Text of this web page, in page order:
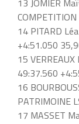
13 JOMIER
14 PITARD
+4:51.050
15
49:37.560
16
PATRIMOINE
17 MASSET